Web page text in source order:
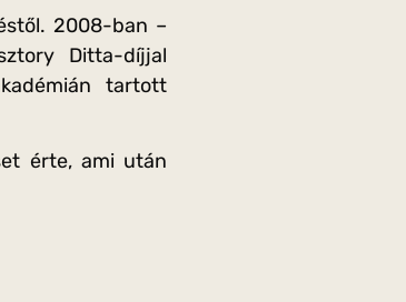
2008-ban –
Ditta-díjjal
tartott
érte, ami után